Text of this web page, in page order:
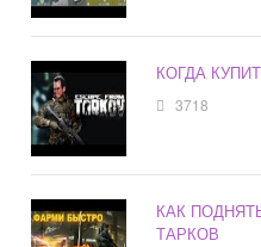
КОГДА
3718
КАК
ТАРКОВ